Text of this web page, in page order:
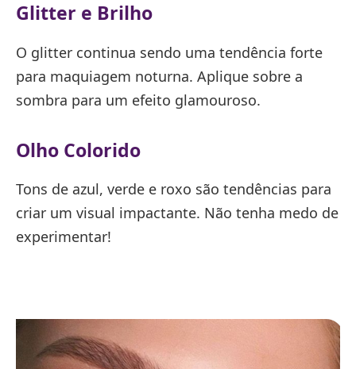
Glitter e Brilho
O glitter continua sendo uma tendência forte
para maquiagem noturna. Aplique sobre a
sombra para um efeito glamouroso.
Olho Colorido
Tons de azul, verde e roxo são tendências para
criar um visual impactante. Não tenha medo de
experimentar!